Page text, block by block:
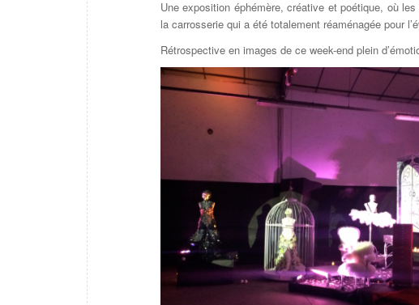
Une exposition éphémère, créative et poétique, où
la carrosserie qui a été totalement réaménagée pour
Rétrospective en images de ce week-end plein